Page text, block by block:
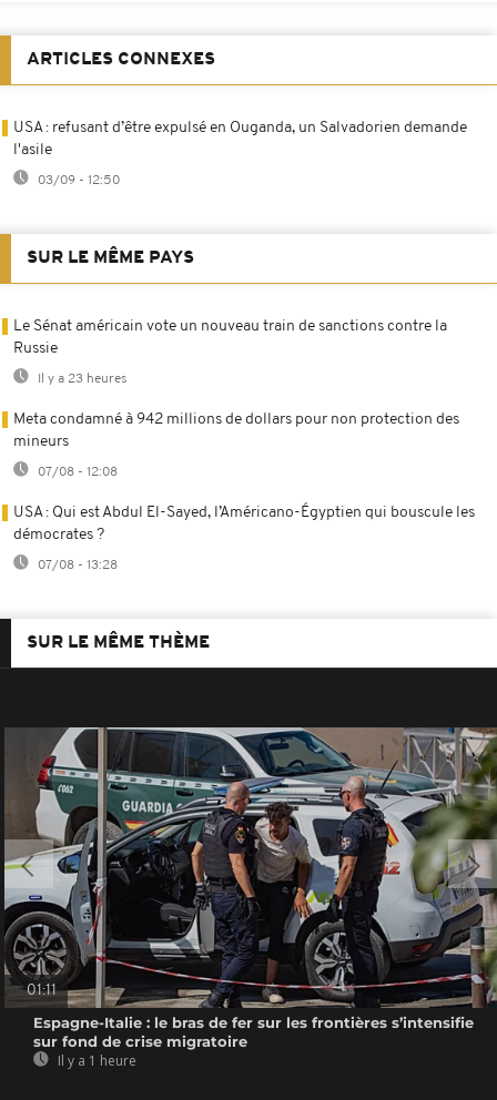
ARTICLES CONNEXES
USA : refusant d’être expulsé en Ouganda, un Salvadorien demande
l'asile
03/09 - 12:50
SUR LE MÊME PAYS
Le Sénat américain vote un nouveau train de sanctions contre la
Russie
Il y a 23 heures
Meta condamné à 942 millions de dollars pour non protection des
mineurs
07/08 - 12:08
USA : Qui est Abdul El-Sayed, l’Américano-Égyptien qui bouscule les
démocrates ?
07/08 - 13:28
SUR LE MÊME THÈME
01:11
Espagne-Italie : le bras de fer sur les frontières s’intensifie
sur fond de crise migratoire
Il y a 1 heure